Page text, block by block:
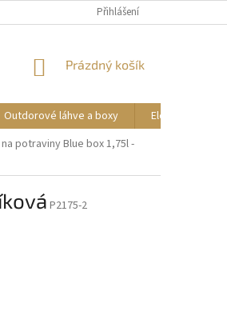
OBCHODNÍ PODMÍNKY
Přihlášení
NÁKUPNÍ
Prázdný košík
Outdorové láhve a boxy Elektrické
potraviny Blue box 1,75l -
P2175-2